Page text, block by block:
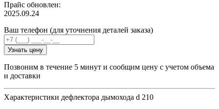
Прайс обновлен:
2025.09.24
Ваш телефон (для уточнения деталей заказа)
Узнать цену
Позвоним в течение 5 минут и сообщим цену с учетом объема
и доставки
Характеристики дефлектора дымохода d 210